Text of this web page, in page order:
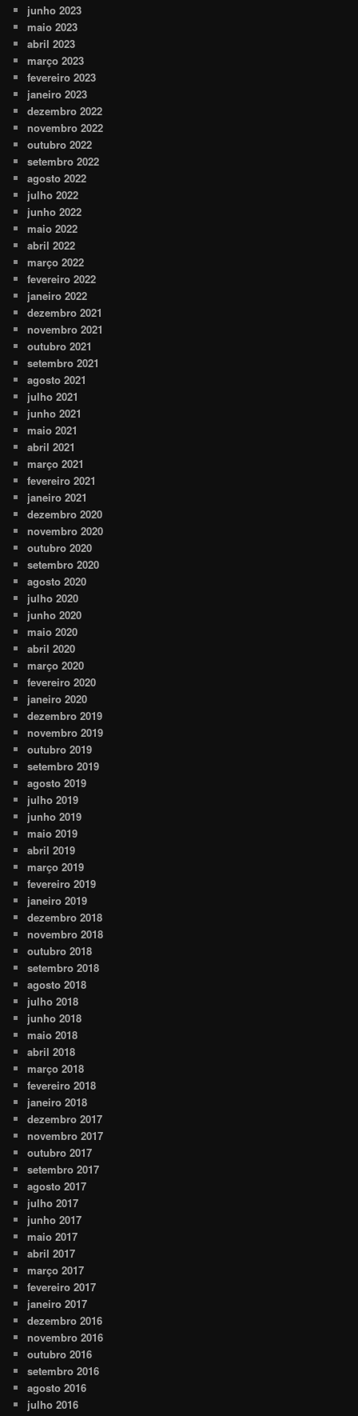
junho 2023
maio 2023
abril 2023
março 2023
fevereiro 2023
janeiro 2023
dezembro 2022
novembro 2022
outubro 2022
setembro 2022
agosto 2022
julho 2022
junho 2022
maio 2022
abril 2022
março 2022
fevereiro 2022
janeiro 2022
dezembro 2021
novembro 2021
outubro 2021
setembro 2021
agosto 2021
julho 2021
junho 2021
maio 2021
abril 2021
março 2021
fevereiro 2021
janeiro 2021
dezembro 2020
novembro 2020
outubro 2020
setembro 2020
agosto 2020
julho 2020
junho 2020
maio 2020
abril 2020
março 2020
fevereiro 2020
janeiro 2020
dezembro 2019
novembro 2019
outubro 2019
setembro 2019
agosto 2019
julho 2019
junho 2019
maio 2019
abril 2019
março 2019
fevereiro 2019
janeiro 2019
dezembro 2018
novembro 2018
outubro 2018
setembro 2018
agosto 2018
julho 2018
junho 2018
maio 2018
abril 2018
março 2018
fevereiro 2018
janeiro 2018
dezembro 2017
novembro 2017
outubro 2017
setembro 2017
agosto 2017
julho 2017
junho 2017
maio 2017
abril 2017
março 2017
fevereiro 2017
janeiro 2017
dezembro 2016
novembro 2016
outubro 2016
setembro 2016
agosto 2016
julho 2016